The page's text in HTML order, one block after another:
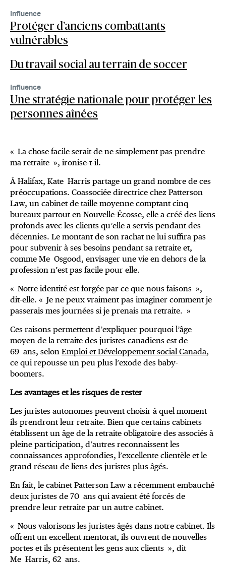
Influence
Protéger d’anciens combattants
vulnérables
Du travail social au terrain de soccer
Influence
Une stratégie nationale pour protéger les
personnes aînées
« La chose facile serait de ne simplement pas prendre
ma retraite », ironise-t-il.
À Halifax, Kate Harris partage un grand nombre de ces
préoccupations. Coassociée directrice chez Patterson
Law, un cabinet de taille moyenne comptant cinq
bureaux partout en Nouvelle-Écosse, elle a créé des liens
profonds avec les clients qu’elle a servis pendant des
décennies. Le montant de son rachat ne lui suffira pas
pour subvenir à ses besoins pendant sa retraite et,
comme Me Osgood, envisager une vie en dehors de la
profession n’est pas facile pour elle.
« Notre identité est forgée par ce que nous faisons »,
dit-elle. « Je ne peux vraiment pas imaginer comment je
passerais mes journées si je prenais ma retraite. »
Ces raisons permettent d’expliquer pourquoi l’âge
moyen de la retraite des juristes canadiens est de
69 ans, selon Emploi et Développement social Canada,
ce qui repousse un peu plus l’exode des baby-
boomers.
Les avantages et les risques de rester
Les juristes autonomes peuvent choisir à quel moment
ils prendront leur retraite. Bien que certains cabinets
établissent un âge de la retraite obligatoire des associés à
pleine participation, d’autres reconnaissent les
connaissances approfondies, l’excellente clientèle et le
grand réseau de liens des juristes plus âgés.
En fait, le cabinet Patterson Law a récemment embauché
deux juristes de 70 ans qui avaient été forcés de
prendre leur retraite par un autre cabinet.
« Nous valorisons les juristes âgés dans notre cabinet. Ils
offrent un excellent mentorat, ils ouvrent de nouvelles
portes et ils présentent les gens aux clients », dit
Me Harris, 62 ans.